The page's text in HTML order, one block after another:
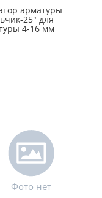
арматуры
25" для
4-16 мм